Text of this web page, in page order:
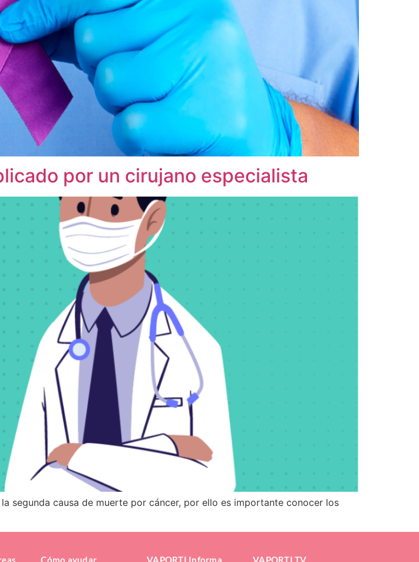
por un cirujano especialista
segunda causa de muerte por cáncer, por ello es importante conocer los
Cómo ayudar VAPORTI Informa VAPORTI TV